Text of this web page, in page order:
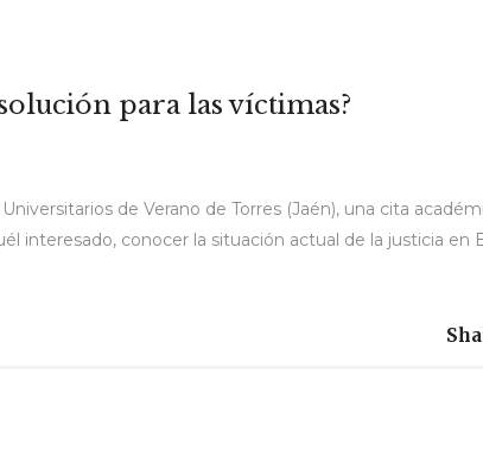
para las víctimas?
de Verano de Torres (Jaén), una cita
interesado, conocer la situación actual de la justicia en